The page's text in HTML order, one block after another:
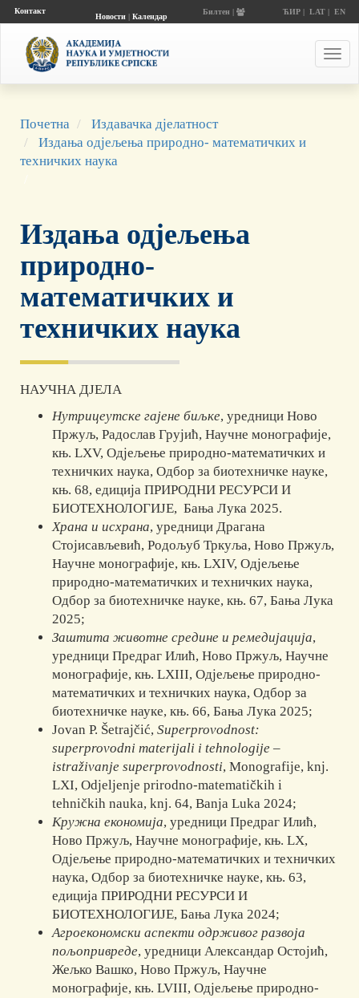
Контакт
Новости| Календар
Билтен | ЋИР| LAT| EN
Почетна
Издавачка дјелатност
Издања одјељења природно- математичких и
техничких наука
Издања одјељења
природно-
математичких и
техничких наука
НАУЧНА ДЈЕЛА
Нутрицеутске гајене биљкe, уредници Ново
Пржуљ, Радослав Грујић, Научне монографије,
књ. LXV, Одјељење природно-математичких и
техничких наука, Одбор за биотехничке науке,
књ. 68, едиција ПРИРОДНИ РЕСУРСИ И
БИОТЕХНОЛОГИЈЕ, Бања Лука 2025.
Храна и исхрана, уредници Драгана
Стојисављевић, Родољуб Тркуља, Ново Пржуљ,
Научнe монографијe, књ. LXIV, Одјељење
природно-математичких и техничких наука,
Одбор за биотехничке науке, књ. 67, Бања Лука
2025;
Заштита животне средине и ремедијација,
уредници Предраг Илић, Ново Пржуљ, Научнe
монографијe, књ. LXIII, Одјељење природно-
математичких и техничких наука, Одбор за
биотехничке науке, књ. 66, Бања Лука 2025;
Jovan P. Šetrajčić,Superprovodnost:
superprovodni materijali i tehnologije –
istraživanje superprovodnosti, Monografije, knj.
LXI, Odjelјenje prirodno-matematičkih i
tehničkih nauka, knj. 64, Banja Luka 2024;
Кружна економија, уредници Предраг Илић,
Ново Пржуљ, Научне монографије, књ. LX,
Одјељење природно-математичких и техничких
наука, Одбор за биотехничке науке, књ. 63,
едиција ПРИРОДНИ РЕСУРСИ И
БИОТЕХНОЛОГИЈЕ, Бања Лука 2024;
Агроекономски аспекти одрживог развоја
пољопривреде, уредници Aлександар Остојић,
Жељко Вашко, Ново Пржуљ, Научне
монографије, књ. LVIII, Одјељење природно-